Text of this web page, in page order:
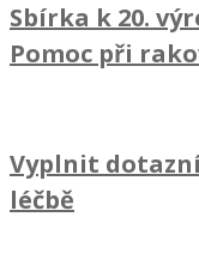
Sbírka k 20.
Pomoc při
Vyplnit
léčbě